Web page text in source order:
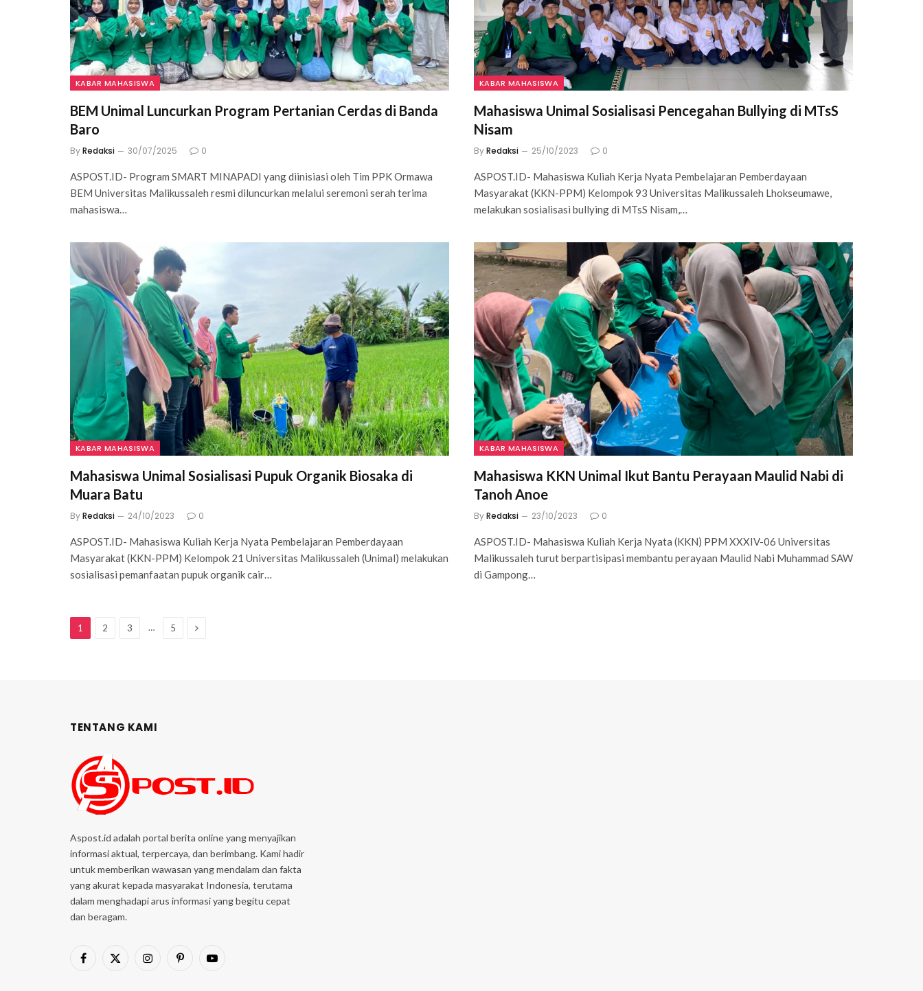
KABAR MAHASISWA
BEM Unimal Luncurkan Program Pertanian Cerdas di Banda
Baro
ByRedaksi 30/07/2025 0
ASPOST.ID- Program SMART MINAPADI yang diinisiasi oleh Tim PPK Ormawa
BEM Universitas Malikussaleh resmi diluncurkan melalui seremoni serah terima
mahasiswa…
KABAR MAHASISWA
Mahasiswa Unimal Sosialisasi Pencegahan Bullying di MTsS
Nisam
ByRedaksi 25/10/2023 0
ASPOST.ID- Mahasiswa Kuliah Kerja Nyata Pembelajaran Pemberdayaan
Masyarakat (KKN-PPM) Kelompok 93 Universitas Malikussaleh Lhokseumawe,
melakukan sosialisasi bullying di MTsS Nisam,…
KABAR MAHASISWA
Mahasiswa Unimal Sosialisasi Pupuk Organik Biosaka di
Muara Batu
ByRedaksi 24/10/2023 0
ASPOST.ID- Mahasiswa Kuliah Kerja Nyata Pembelajaran Pemberdayaan
Masyarakat (KKN-PPM) Kelompok 21 Universitas Malikussaleh (Unimal) melakukan
sosialisasi pemanfaatan pupuk organik cair…
KABAR MAHASISWA
Mahasiswa KKN Unimal Ikut Bantu Perayaan Maulid Nabi di
Tanoh Anoe
ByRedaksi 23/10/2023 0
ASPOST.ID- Mahasiswa Kuliah Kerja Nyata (KKN) PPM XXXIV-06 Universitas
Malikussaleh turut berpartisipasi membantu perayaan Maulid Nabi Muhammad SAW
di Gampong…
1 2 3 … 5 Next
TENTANG KAMI
Aspost.id adalah portal berita online yang menyajikan
informasi aktual, terpercaya, dan berimbang. Kami hadir
untuk memberikan wawasan yang mendalam dan fakta
yang akurat kepada masyarakat Indonesia, terutama
dalam menghadapi arus informasi yang begitu cepat
dan beragam.
Facebook
X
InstagramPinterestYouTube